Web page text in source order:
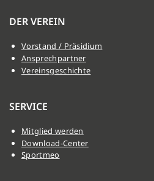
DER VEREIN
Vorstand / Präsidium
Ansprechpartner
Vereinsgeschichte
SERVICE
Mitglied werden
Download-Center
Sportmeo